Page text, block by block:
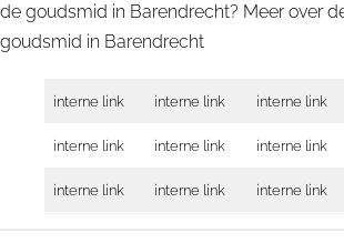
de goudsmid in Barendrecht? Meer over
goudsmid in Barendrecht
interne link interne link interne link
interne link interne link interne link
interne link interne link interne link